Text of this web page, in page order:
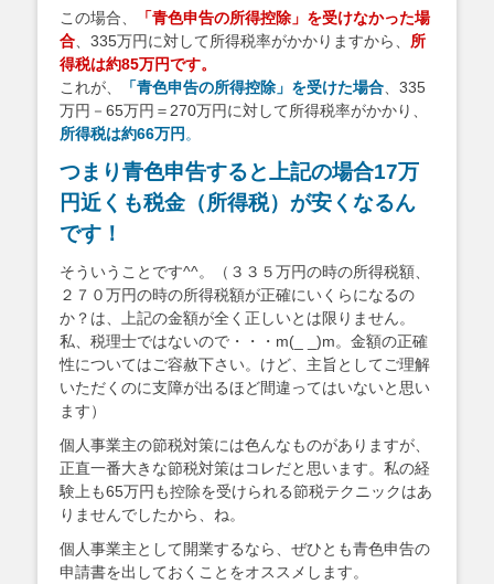
この場合、
「青色申告の所得控除」を受けなかった場
合 、335万円に対して所得税率がかかりますから、 所
得税は約85万円です。
これが、
「青色申告の所得控除」を受けた場合 、335
万円－65万円＝270万円に対して所得税率がかかり、
所得税は約66万円 。
つまり青色申告すると上記の場合17万
円近くも税金（所得税）が安くなるん
です！
そういうことです^^。（３３５万円の時の所得税額、
２７０万円の時の所得税額が正確にいくらになるの
か？は、上記の金額が全く正しいとは限りません。
私、税理士ではないので・・・m(_ _)m。金額の正確
性についてはご容赦下さい。けど、主旨としてご理解
いただくのに支障が出るほど間違ってはいないと思い
ます）
個人事業主の節税対策には色んなものがありますが、
正直一番大きな節税対策はコレだと思います。私の経
験上も65万円も控除を受けられる節税テクニックはあ
りませんでしたから、ね。
個人事業主として開業するなら、ぜひとも青色申告の
申請書を出しておくことをオススメします。